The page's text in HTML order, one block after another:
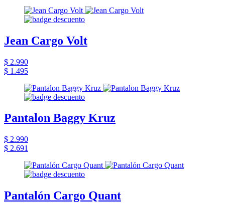
Jean Cargo Volt
$ 2.990
$ 1.495
Pantalon Baggy Kruz
$ 2.990
$ 2.691
Pantalón Cargo Quant